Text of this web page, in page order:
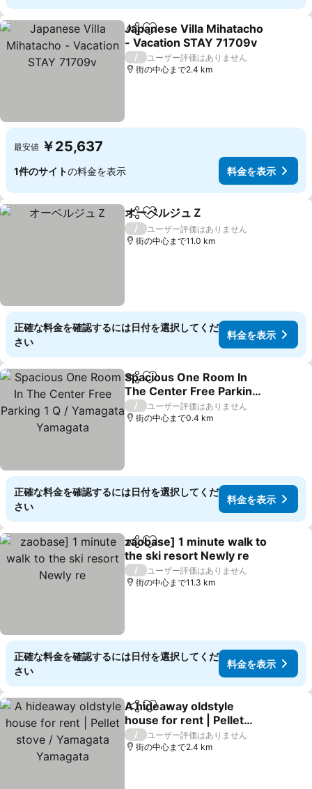
シェアお気に入りに追加
Japanese Villa Mihatacho
- Vacation STAY 71709v
/
ユーザー評価はありません
街の中心まで2.4 km
最安値 ￥25,637
1件のサイトの料金を表示 料金を表示
シェアお気に入りに追加
オーベルジュＺ
/
ユーザー評価はありません
街の中心まで11.0 km
正確な料金を確認するには日付を選択してくだ
さい
料金を表示
シェアお気に入りに追加
Spacious One Room In
The Center Free Parking
1 Q / Yamagata Yamagata
/
ユーザー評価はありません
街の中心まで0.4 km
正確な料金を確認するには日付を選択してくだ
さい
料金を表示
シェアお気に入りに追加
zaobase] 1 minute walk to
the ski resort Newly re
/
ユーザー評価はありません
街の中心まで11.3 km
正確な料金を確認するには日付を選択してくだ
さい
料金を表示
シェアお気に入りに追加
A hideaway oldstyle
house for rent | Pellet
stove / Yamagata
Yamagata
/
ユーザー評価はありません
街の中心まで2.4 km